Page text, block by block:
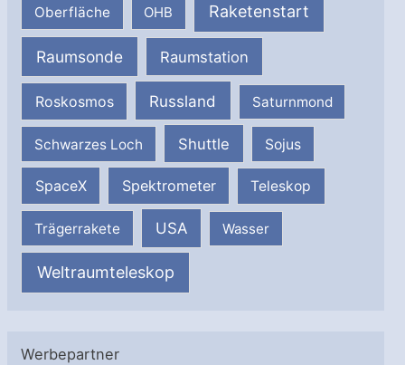
Oberfläche OHB Raketenstart
Raumsonde Raumstation
Roskosmos Russland Saturnmond
Schwarzes Loch Shuttle Sojus
SpaceX Spektrometer Teleskop
Trägerrakete USA Wasser
Weltraumteleskop
Werbepartner